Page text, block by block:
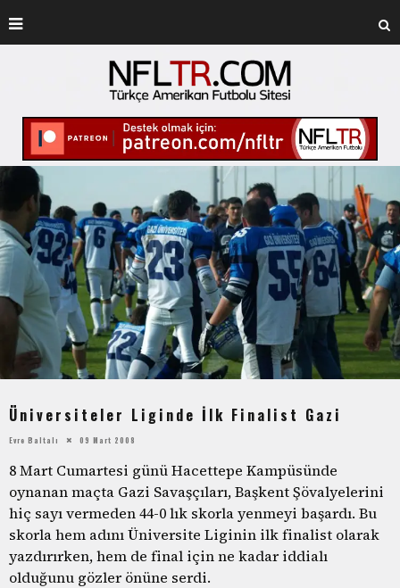
Üniversiteler Liginde İlk Finalist Gazi
Evre Baltalı 09 Mart 2008
8 Mart Cumartesi günü Hacettepe Kampüsünde
oynanan maçta Gazi Savaşçıları, Başkent Şövalyelerini
hiç sayı vermeden 44-0 lık skorla yenmeyi başardı. Bu
skorla hem adını Üniversite Liginin ilk finalist olarak
yazdırırken, hem de final için ne kadar iddialı
olduğunu gözler önüne serdi.